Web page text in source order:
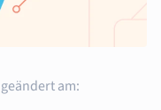
am: